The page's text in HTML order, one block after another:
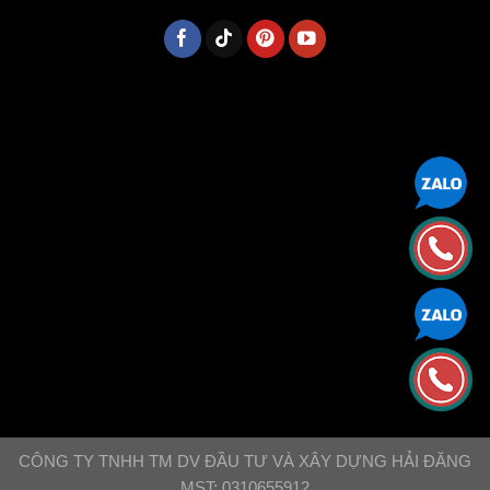
CÔNG TY TNHH TM DV ĐẦU TƯ VÀ XÂY DỰNG HẢI ĐĂNG